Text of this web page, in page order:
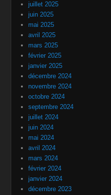
juillet 2025
juin 2025
mai 2025
avril 2025
mars 2025
février 2025
janvier 2025
décembre 2024
novembre 2024
octobre 2024
septembre 2024
juillet 2024
juin 2024
mai 2024
avril 2024
mars 2024
février 2024
janvier 2024
décembre 2023